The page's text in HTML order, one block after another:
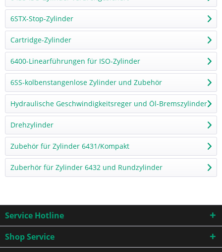
6STX-Stop-Zylinder
Cartridge-Zylinder
6400-Linearführungen für ISO-Zylinder
6SS-kolbenstangenlose Zylinder und Zubehör
Hydraulische Geschwindigkeitsreger und Öl-Bremszylinder
Drehzylinder
Zubehör für Zylinder 6431/Kompakt
Zuberhör für Zylinder 6432 und Rundzylinder
Service Hotline
Shop Service